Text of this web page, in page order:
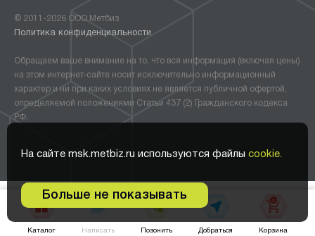
Каталог Написать Позонить Добраться
0
Корзина
На сайте msk.metbiz.ru используются файлы cookie.
Больше не показывать
© 2011-2026 ООО Метбиз
Политика конфиденциальности
Обращаем ваше внимание на то, что вся информация (включая цены)
на этом интернет-сайте носит исключительно информационный
характер и ни при каких условиях не является публичной офертой,
определяемой положениями Статьи 437 (2) Гражданского кодекса
РФ.